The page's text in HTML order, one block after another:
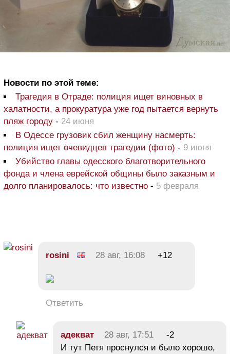
Новости по этой теме:
Трагедия в Отраде: полиция ищет виновных в
халатности, а прокуратура уже год пытается вернуть
пляж городу - 24 июня
В Одессе грузовик сбил женщину насмерть:
полиция ищет очевидцев трагедии (фото) - 9 июня
Убийство главы одесского благотворительного
фонда и члена еврейской общины было заказным и
долго планировалось: что известно - 5 февраля
rosini 28 авг, 16:08 +12
Ответить
адекват 28 авг, 17:51
-2
И тут Петя проснулся и было хорошо,